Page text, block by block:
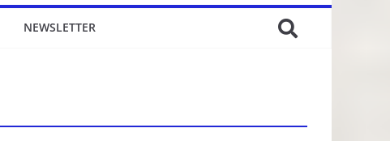
NEWSLETTER